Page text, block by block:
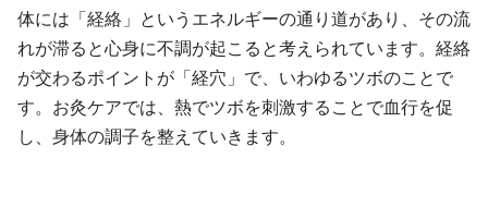
体には「経絡」というエネルギーの通り道があり、その流
れが滞ると心身に不調が起こると考えられています。経絡
が交わるポイントが「経穴」で、いわゆるツボのことで
す。お灸ケアでは、熱でツボを刺激することで血行を促
し、身体の調子を整えていきます。